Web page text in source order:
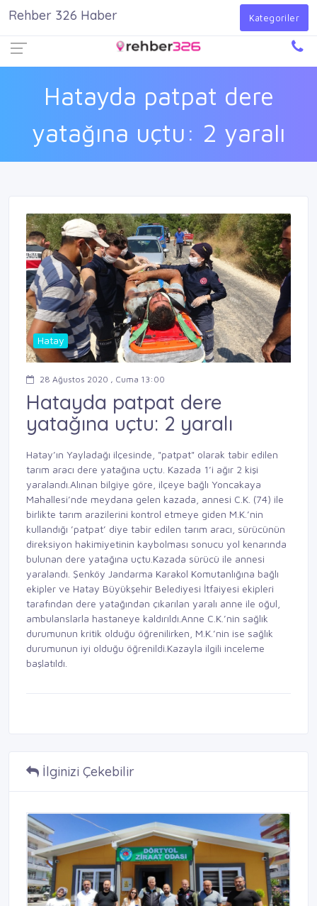
Giriş Yap
Hatayda patpat dere
yatağına uçtu: 2 yaralı
Rehber 326 Haber Kategoriler
Hatay
28 Ağustos 2020 , Cuma 13:00
Hatayda patpat dere
yatağına uçtu: 2 yaralı
Hatay’ın Yayladağı ilçesinde, "patpat" olarak tabir edilen
tarım aracı dere yatağına uçtu. Kazada 1’i ağır 2 kişi
yaralandı.Alınan bilgiye göre, ilçeye bağlı Yoncakaya
Mahallesi’nde meydana gelen kazada, annesi C.K. (74) ile
birlikte tarım arazilerini kontrol etmeye giden M.K.’nin
kullandığı ’patpat’ diye tabir edilen tarım aracı, sürücünün
direksiyon hakimiyetinin kaybolması sonucu yol kenarında
bulunan dere yatağına uçtu.Kazada sürücü ile annesi
yaralandı. Şenköy Jandarma Karakol Komutanlığına bağlı
ekipler ve Hatay Büyükşehir Belediyesi İtfaiyesi ekipleri
tarafından dere yatağından çıkarılan yaralı anne ile oğul,
ambulanslarla hastaneye kaldırıldı.Anne C.K.’nin sağlık
durumunun kritik olduğu öğrenilirken, M.K.’nin ise sağlık
durumunun iyi olduğu öğrenildi.Kazayla ilgili inceleme
başlatıldı.
İlginizi Çekebilir